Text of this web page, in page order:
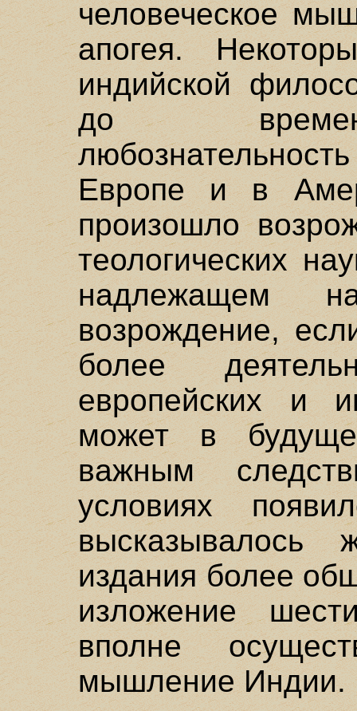
человеческое
апогея.
индийской
до
Европе и в
произошло
теологических
надлежащем
возрождение,
более
европейских и
может в
важным
условиях
высказывалось
издания более
изложение
вполне
мышление Индии.